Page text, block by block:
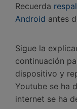
Recuerda
Android antes
Sigue la
continuación
dispositivo y
Youtube se ha
internet se ha